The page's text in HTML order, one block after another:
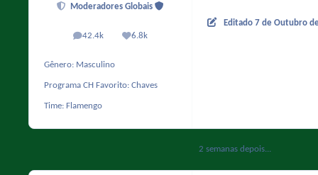
Moderadores Globais
42.4k
posts 6.8k
Reputação
Gênero: Masculino
Programa CH Favorito: Chaves
Time: Flamengo
Editado 7 de Outubro
2 semanas depois...